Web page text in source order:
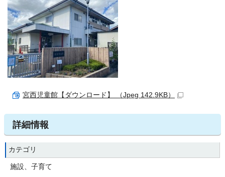
宮西児童館【ダウンロード】 （Jpeg 142.9KB）
詳細情報
カテゴリ
施設、子育て